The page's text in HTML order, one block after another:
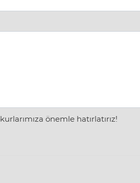
önemle hatırlatırız!